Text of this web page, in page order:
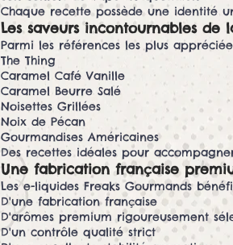
Chaque recette possède une identité
Les saveurs incontournables de
Parmi les références les plus
The Thing
Caramel Café Vanille
Caramel Beurre Salé
Noisettes Grillées
Noix de Pécan
Gourmandises Américaines
Des recettes idéales pour
Une fabrication française
Les e-liquides Freaks Gourmands
D'une fabrication française
D'arômes premium rigoureusement
D'un contrôle qualité strict